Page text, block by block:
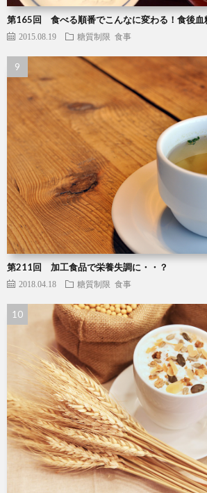
第165回 食べる順番でこんなに変わる！食後
2015.08.19 糖質制限 食事
第211回 加工食品で栄養失調に・・？
2018.04.18 糖質制限 食事